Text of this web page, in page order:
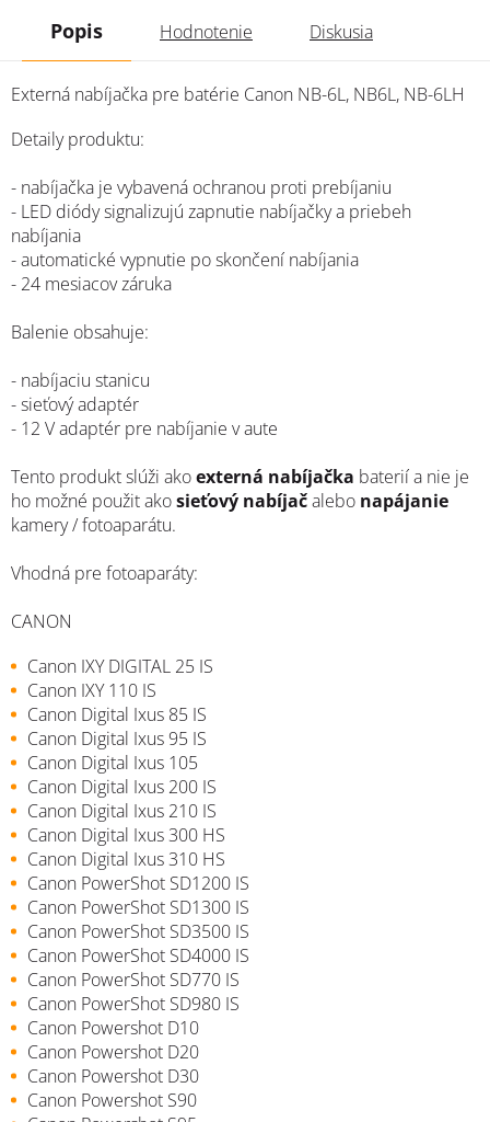
Popis Hodnotenie Diskusia
Externá nabíjačka pre batérie Canon NB-6L, NB6L, NB-6LH
Detaily produktu:
- nabíjačka je vybavená ochranou proti prebíjaniu
- LED diódy signalizujú zapnutie nabíjačky a priebeh
nabíjania
- automatické vypnutie po skončení nabíjania
- 24 mesiacov záruka
Balenie obsahuje:
- nabíjaciu stanicu
- sieťový adaptér
- 12 V adaptér pre nabíjanie v aute
Tento produkt slúži akoexterná nabíjačka baterií a nie je
ho možné použit akosieťový nabíjačalebo napájanie
kamery / fotoaparátu.
Vhodná pre fotoaparáty:
CANON
Canon IXY DIGITAL 25 IS
Canon IXY 110 IS
Canon Digital Ixus 85 IS
Canon Digital Ixus 95 IS
Canon Digital Ixus 105
Canon Digital Ixus 200 IS
Canon Digital Ixus 210 IS
Canon Digital Ixus 300 HS
Canon Digital Ixus 310 HS
Canon PowerShot SD1200 IS
Canon PowerShot SD1300 IS
Canon PowerShot SD3500 IS
Canon PowerShot SD4000 IS
Canon PowerShot SD770 IS
Canon PowerShot SD980 IS
Canon Powershot D10
Canon Powershot D20
Canon Powershot D30
Canon Powershot S90